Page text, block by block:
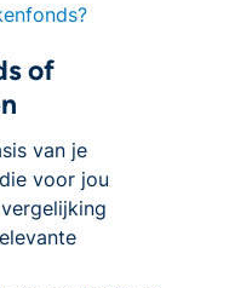
of
van je
voor jou